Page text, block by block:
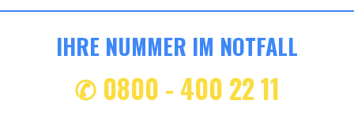
IHRE NUMMER IM NOTFALL
✆ 0800 - 400 22 11